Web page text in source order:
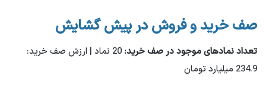
صف خرید و فروش در پیش گشایش
تعداد نمادهای موجود در صف خرید:
20 نماد | ارزش صف خرید:
234.9 میلیارد تومان